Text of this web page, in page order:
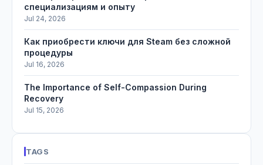
специализациям и опыту
Jul 24, 2026
Как приобрести ключи для Steam без сложной
процедуры
Jul 16, 2026
The Importance of Self-Compassion During
Recovery
Jul 15, 2026
TAGS